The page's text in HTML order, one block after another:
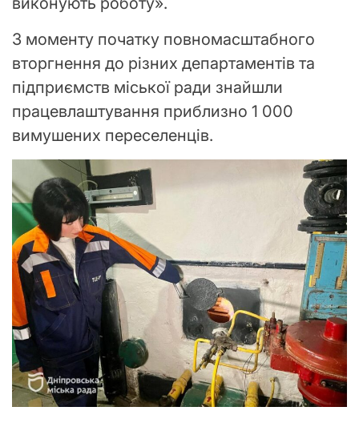
З моменту початку повномасштабного
вторгнення до різних департаментів та
підприємств міської ради знайшли
працевлаштування приблизно 1 000
вимушених переселенців.